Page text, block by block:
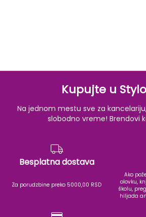
Kupujte u
Na jednom mestu sve za
slobodno vreme! Brendovi
Besplatna dostava
Za porudzbine preko 5000,00 RSD
Ako
olovku,
školu,
hiljada